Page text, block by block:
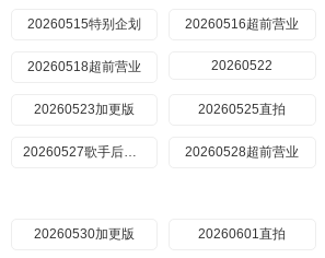
20260515特别企划 20260516超前营业
20260518超前营业 20260522
20260523加更版 20260525直拍
20260528超前营业
20260530加更版 20260601直拍